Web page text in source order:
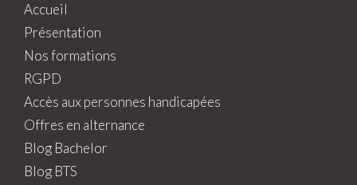
Accueil
Présentation
Nos formations
RGPD
Accès aux personnes handicapées
Offres en alternance
Blog Bachelor
Blog BTS